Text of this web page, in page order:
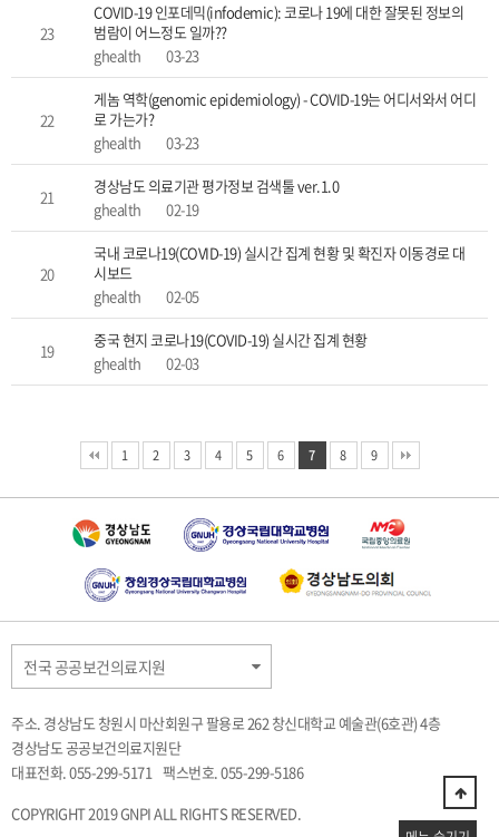
23
COVID-19 인포데믹(infodemic): 코로나 19에 대한 잘못된 정보의
범람이 어느정도 일까??
ghealth
03-23
22
게놈 역학(genomic epidemiology) - COVID-19는 어디서와서 어디
로 가는가?
ghealth
03-23
21
경상남도 의료기관 평가정보 검색툴 ver.1.0
ghealth
02-19
20
국내 코로나19(COVID-19) 실시간 집계 현황 및 확진자 이동경로 대
시보드
ghealth
02-05
19
중국 현지 코로나19(COVID-19) 실시간 집계 현황
ghealth
02-03
1 2 3 4 5 6 7 8 9
전국 공공보건의료지원
주소. 경상남도 창원시 마산회원구 팔용로 262 창신대학교 예술관(6호관) 4층
경상남도 공공보건의료지원단
대표전화. 055-299-5171 팩스번호. 055-299-5186
COPYRIGHT 2019 GNPI ALL RIGHTS RESERVED.